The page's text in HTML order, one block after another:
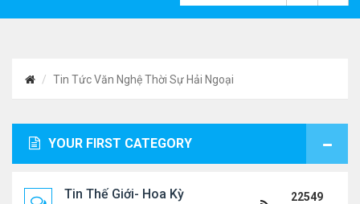
Tin Tức Văn Nghệ Thời Sự Hải Ngoại
YOUR FIRST CATEGORY
Tin Thế Giới- Hoa Kỳ
22549